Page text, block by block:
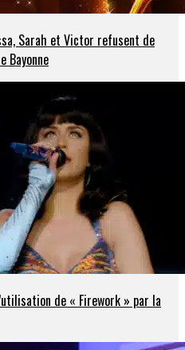
Sarah et Victor refusent de
Bayonne
de « Firework » par la